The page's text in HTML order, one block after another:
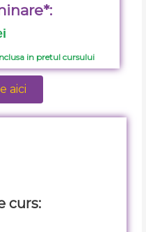
in pretul cursului
aici
curs: